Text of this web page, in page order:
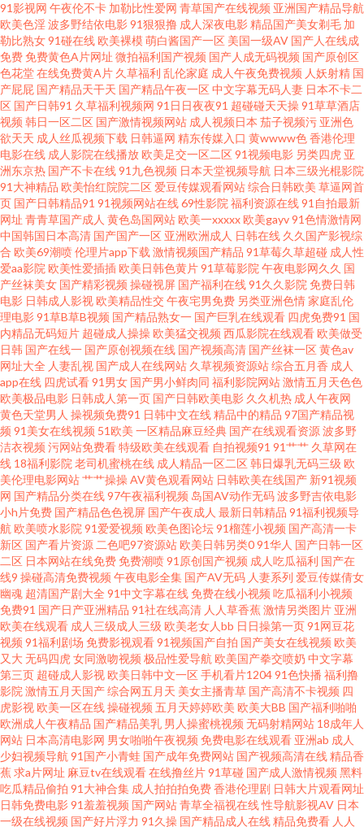
美色图网站名称 日韩破解无码片 五月激情图片 性爱xx网 亚洲色色五月天 97
干新网址 超碰亚洲免费 福利电影偶偶 国产乱轮9 韩国AV中国网站 九一视频
免费观看 久久副利网 欧美成人手机版 青娱乐老司机77 91超碰人人在线 av情
色导航 成人高清无码 囯产精品久久 久热精品视频在线 欧美大涩逼 青青草原
影院 日韩情侣av 少妇天堂 3级片普通话免费 国内精品夜夜操 老司机黄色网 欧
美人妖出精汇编 天天超碰人妻 午夜剧场亚洲 制服诱惑传媒探花 91微拍视频
白丝白虎 成人伊人伊 国厂黄色 狼友A片网站 日韩av123 婷婷五月天啪啪 国产
网站91 日韩精品一二三区 午夜天堂色视频 综合网中文字幕 91日本在线视频
菠萝αⅴ 国产91视频 伦理资源站av 欧美下一篇28P 午夜剧场成人18 91免费网
址 成人网站视频 海角操91 九一视频免费看 美女漏逼视频 欧美欧美 午夜少好
福利 亚洲狠狠操网 AV天堂电影院 国产精品人人操 欧美另类TS伪娘 91视频一
区蜜桃 大香蕉少妇 国产自拍三级 九九热只有精品 在线看黄www a日本在线视
频 成人探花av 国产人妖ts 九九精品8 欧美的精品的视频 色婷婷五月中出 深夜
寂寞影院 国产91破解 免费的黄网站大全 日韩精品一二三区 91新视频 福利社
官网92 久草视频国产片 人人变态另类av 天美传媒A片 伊人色涩 91精品传媒
超碰AV在线 国产精品成年 九九国模色图 美日韩A级大片 人人肏人人 午夜色
被窝 国产精品色情网 另类欧美成人 青青草精品资源站 在线91免费观看 91深
夜 超碰五月天 国产性爱ab 老熟女自慰91 欧美性精品 丝袜熟女一区在线 91成
人社区电影 av天堂网址 大香蕉五月天 精品久久超碰 欧美另类中文 三色色欧
美 伊人成网 91午夜剧场 超碰导航97 国产吃瓜在线 黄色91网站 老司机草逼av
91影视网 午夜伦不卡 加勒比性爱网 青草国产在线视频 亚洲国产精品导航
欧美色淫波多野结依电影91狠狠撸 成人深夜电影精品国产美女剃毛 加
勒比熟女91碰在线 欧美裸模萌白酱国产一区 美国一级AV 国产人在线成
免费免费黄色A片网址 微拍福利国产视频 国产人成无码视频 国产原创区
色花堂在线免费黄A片 久草福利 乱伦家庭 成人午夜免费视频 人妖射精 国
产屁屁 国产精品天干天 国产精品午夜一区中文字幕无码人妻 日本不卡二
区 国产日韩91 久草福利视频网 91日日夜夜91 超碰碰天天操91草草酒店
视频 韩日一区二区 国产激情视频网站 成人视频日本 茄子视频污 亚洲色
欲天天 成人丝瓜视频下载 日韩逼网 精东传媒入口 黄wwww色香港伦理
电影在线 成人影院在线播放 欧美足交一区二区91视频电影 另类四虎 亚
洲东京热 国产不卡在线91九色视频 日本天堂视频导航 日本三级光棍影院
91大神精品 欧美怡红院院二区爱豆传媒观看网站综合日韩欧美 草逼网首
页 国产日韩精品91 91视频网站在线69性影院福利资源在线91自拍最新
网址 青青草国产成人 黄色岛国网站 欧美一xxxxx 欧美gayv91色情激情网
中国韩国日本高清 国产国产一区 亚洲欧洲成人 日韩在线 久久国产影视综
合 欧美69潮喷伦理片app下载激情视频国产精品 91草莓久草超碰 成人性
爱aa影院 欧美性爱插插 欧美日韩色黄片91草莓影院午夜电影网久久 国
产丝袜美女 国产精彩视频 操碰视屏 国产福利在线91久久影院免费日韩
电影 日韩成人影视 欧美精品性交午夜宅男免费 另类亚洲色情家庭乱伦
理电影91草B草B视频 国产精品熟女一 国产巨乳在线观看 四虎免费91 国
内精品无码短片 超碰成人操操 欧美猛交视频 西瓜影院在线观看 欧美做受
日韩 国产在线一 国产原创视频在线 国产视频高清 国产丝袜一区黄色av
网址大全 人妻乱视 国产成人在线网站 久草视频资源站综合五月香 成人
app在线 四虎试看91男女 国产男小鲜肉同 福利影院网站激情五月天色色
欧美极品电影 日韩成人第一页 国产日韩欧美电影 久久机热 成人午夜网
黄色天堂男人 操视频免费91 日韩中文在线精品中的精品 97国产精品视
频 91美女在线视频 51欧美 一区精品麻豆经典 国产在线观看资源波多野
洁衣视频 污网站免费看特级欧美在线观看 自拍视频91 91艹艹 久草网在
线 18福利影院老司机蜜桃在线 成人精品一区二区韩日爆乳无码三级 欧
美伦理电影网站艹艹操操AV黄色观看网站 日韩欧美在线国产 新91视频
网 国产精品分类在线97午夜福利视频 岛国AV动作无码波多野吉依电影
小h片免费 国产精品色色视屏 国产午夜成人 最新日韩精品 91福利视频导
航 欧美喷水影院91爱爱视频 欧美色图论坛91榴莲小视频 国产高清一卡
新区 国产看片资源二色吧97资源站 欧美日韩另类091华人 国产日韩一区
二区 日本网站在线免费免费潮喷91原创国产视频 成人吃瓜福利 国产在
线9 操碰高清免费视频 午夜电影全集 国产AV无码 人妻系列 爱豆传媒倩女
幽魂 超清国产剧大全 91中文字幕在线免费在线小视频 吃瓜福利小视频
免费91 国产日产亚洲精品 91社在线高清 人人草香蕉激情另类图片 亚洲
欧美在线观看 成人三级成人三级 欧美老女人bb 日日操第一页91网豆花
视频 91福利剧场 免费影视观看91视频国产自拍 国产美女在线视频 欧美
又大 无码四虎女同激吻视频 极品性爱导航 欧美国产拳交喷奶 中文字幕
第三页 超碰成人影视 欧美日韩中文一区手机看片120491色快播 福利撸
影院激情五月天国产综合网五月天 美女主播青草 国产高清不卡视频 四
虎影视 欧美一区在线操碰视频 五月天婷婷欧美 欧美大BB 国产福利啪啪
欧洲成人午夜精品 国产精品美乳 男人操蜜桃视频 无码射精网站 18成年人
网站 日本高清电影网 男女啪啪午夜视频 免费电影在线观看 亚洲ab 成人
少妇视频导航91国产小青蛙 国产成年免费网站 国产视频高清在线精品香
蕉求a片网址 麻豆tv在线观看在线撸丝片91草碰 国产成人激情视频 黑料
吃瓜精品偷拍 91大神合集 成人拍拍拍免费香港伦理剧 日韩大片观看网址
日韩免费电影91羞羞视频 国产网站青草全福视在线性导航影视AV 日本
一级在线视频 国产好片浮力 91久操 国产精品成人在线精品免费看 人人